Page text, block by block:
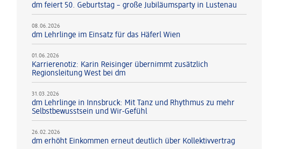
dm feiert 50. Geburtstag – große Jubiläumsparty in Lustenau
08.06.2026
dm Lehrlinge im Einsatz für das Häferl Wien
01.06.2026
Karrierenotiz: Karin Reisinger übernimmt zusätzlich
Regionsleitung West bei dm
31.03.2026
dm Lehrlinge in Innsbruck: Mit Tanz und Rhythmus zu mehr
Selbstbewusstsein und Wir-Gefühl
26.02.2026
dm erhöht Einkommen erneut deutlich über Kollektivvertrag